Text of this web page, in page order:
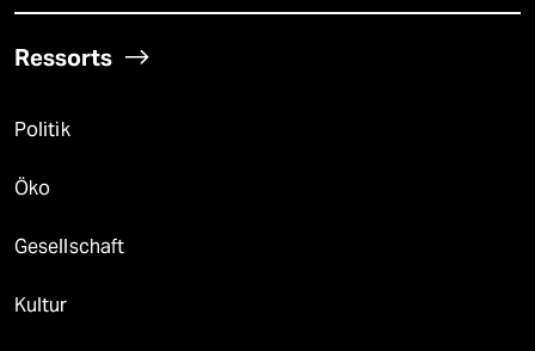
Ressorts
Politik
Öko
Gesellschaft
Kultur